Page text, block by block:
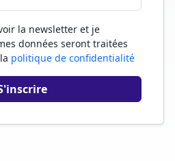
la newsletter et je
données seront traitées
politique de confidentialité